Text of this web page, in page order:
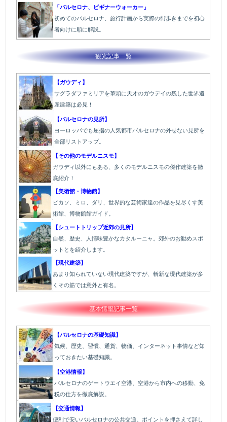
「バルセロナ、ビギナーウォーカー」
初めてのバルセロナ、旅行計画から実際の街歩きまでを初心
者向けに順に解説。
観光記事一覧
【ガウディ】
サグラダファミリアを筆頭に天才のガウデイの残した世界遺
産建築は必見！
【バルセロナの見所】
ヨーロッパでも屈指の人気都市バルセロナの外せない見所を
全部リストアップ。
【その他のモデルニスモ】
ガウディ以外にもある、多くのモデルニスモの傑作建築を徹
底紹介！
【美術館・博物館】
ピカソ、ミロ、ダリ、世界的な芸術家達の作品を見尽くす美
術館、博物館館ガイド。
【シュートトリップ近郊の見所】
自然、歴史、人情味豊かなカタルーニャ。郊外のお勧めスポ
ットとを紹介します。
【現代建築】
あまり知られていない現代建築ですが、斬新な現代建築が多
くその筋では意外と有名。
基本情報記事一覧
【バルセロナの基礎知識】
気候、歴史、習慣、通貨、物価、インターネット事情など知
っておきたい基礎知識。
【空港情報】
バルセロナのゲートウエイ空港、空港から市内への移動、免
税の仕方を徹底解説。
【交通情報】
便利で安いバルセロナの公共交通。ポイントを押さえて詳し